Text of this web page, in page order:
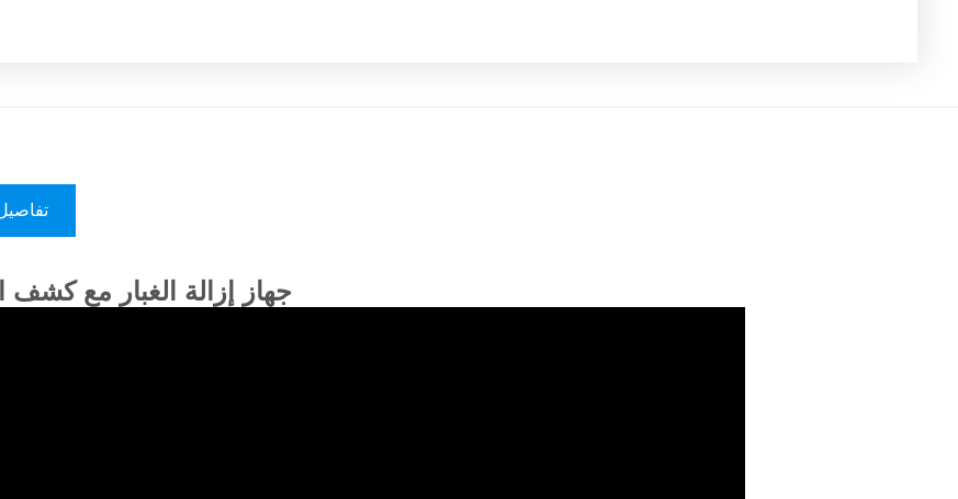
جهاز إزالة الغبار مع كشف